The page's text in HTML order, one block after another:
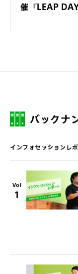
催『LEAP
バックナ
インフォセッションレ
Vol
1